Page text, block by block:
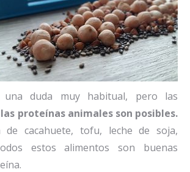
una duda muy habitual, pero las
proteínas animales son posibles.
de cacahuete, tofu, leche de soja,
estos alimentos son buenas